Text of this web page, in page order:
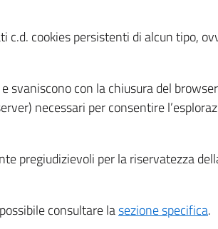
cookies persistenti di alcun tipo,
svaniscono con la chiusura del
necessari per consentire
pregiudizievoli per la riservatezza
consultare lasezione specifica.